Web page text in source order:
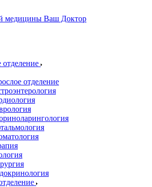
отделение
отделение